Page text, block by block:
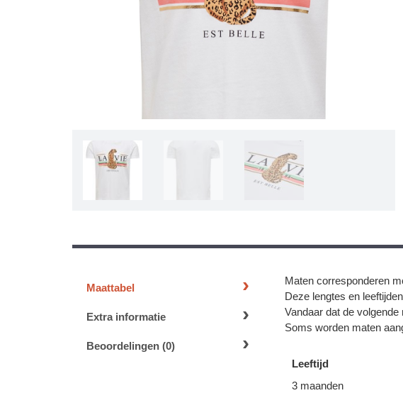
Maattabel
Extra informatie
Beoordelingen (0)
Maten corresponderen
Deze lengtes en
Vandaar dat de
Soms worden maten
Leeftijd
3 maanden